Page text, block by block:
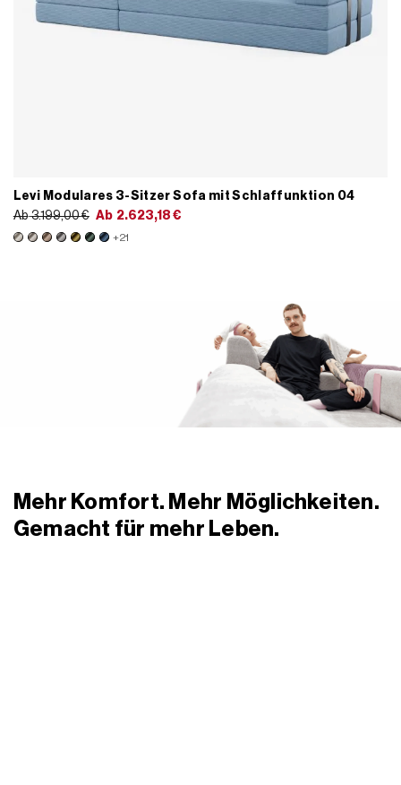
+21
Levi Modulares 3-Sitzer Sofa mit Schlaffunktion 04
Ab 3.199,00€ Ab 2.623,18 €
Mehr Komfort. Mehr Möglichkeiten.
Gemacht für mehr Leben.